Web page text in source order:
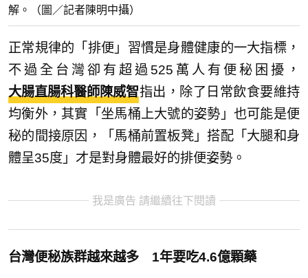
解。（圖／記者陳明中攝）
正常規律的「排便」習慣是身體健康的一大指標，
不過全台灣卻有超過525萬人有便秘困擾，
大腸直腸科醫師陳威智指出，除了日常飲食要維持
均衡外，其實「坐馬桶上大號的姿勢」也可能是便
秘的間接原因，「馬桶前置板凳」搭配「大腿和身
體呈35度」才是對身體最好的排便姿勢。
我是廣告 請繼續往下閱讀
台灣便秘族群越來越多 1年要吃4.6億顆藥